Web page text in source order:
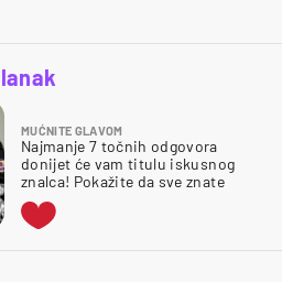
MUĆNITE GLAVOM
Najmanje 7 točnih odgovora
donijet će vam titulu iskusnog
znalca! Pokažite da sve znate